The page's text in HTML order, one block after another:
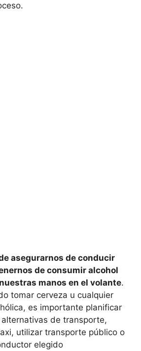
asegurarnos de conducir
de consumir alcohol
manos en el volante.
tomar cerveza u cualquier
es importante planificar
de transporte,
utilizar transporte público o
elegido